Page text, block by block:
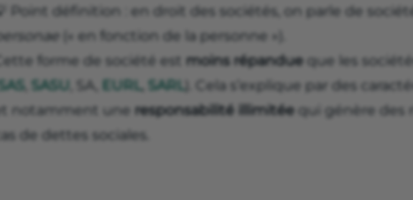
Point définition : en droit des sociétés, on parle de
(« en fonction de la personne »).
forme de société est moins répandue que les
SASU , SA, EURL, SARL). Cela s’explique par des
notamment une responsabilité illimitée qui génère des
de dettes sociales.